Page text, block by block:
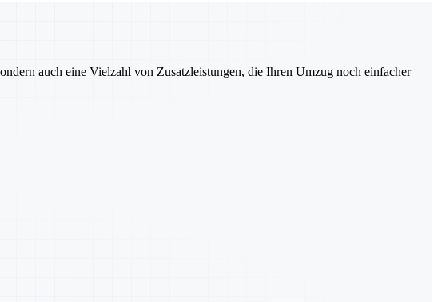
auch eine Vielzahl von Zusatzleistungen, die Ihren Umzug noch einfacher